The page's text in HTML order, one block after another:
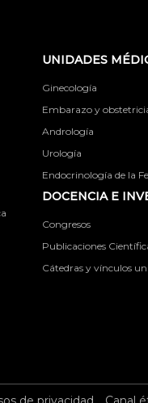
UNIDADES
Ginecología
Embarazo y
Andrología
Urología
Endocrinología de la
DOCENCIA E
Congresos
Publicaciones
Cátedras y vínculos